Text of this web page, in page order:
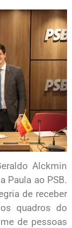
Alckmin
Paula ao PSB.
de receber
quadros do
de pessoas